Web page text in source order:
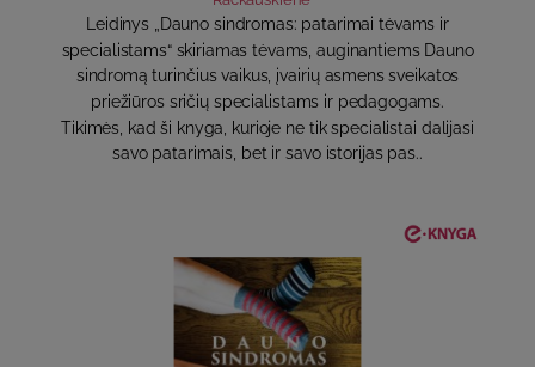
Leidinys „Dauno sindromas: patarimai tėvams ir
specialistams“ skiriamas tėvams, auginantiems Dauno
sindromą turinčius vaikus, įvairių asmens sveikatos
priežiūros sričių specialistams ir pedagogams.
Tikimės, kad ši knyga, kurioje ne tik specialistai dalijasi
savo patarimais, bet ir savo istorijas pas..